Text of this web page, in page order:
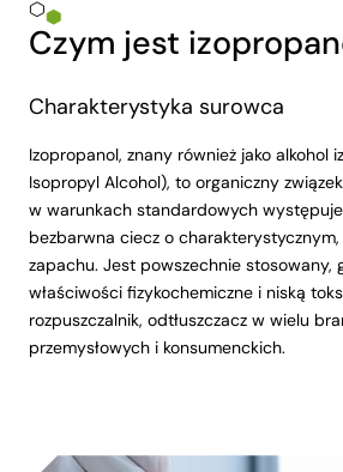
Czym jest
Charakterystyka surowca
Izopropanol, znany również jako alkohol
Isopropyl Alcohol), to organiczny
w warunkach standardowych
bezbarwna ciecz o
zapachu. Jest powszechnie stosowany,
właściwości fizykochemiczne i niską
rozpuszczalnik, odtłuszczacz w wielu
przemysłowych i konsumenckich.